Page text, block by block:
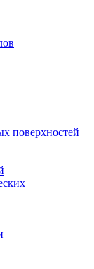
поверхностей